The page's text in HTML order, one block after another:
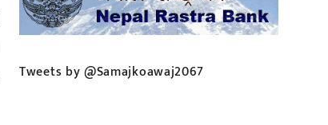
Tweets by @Samajkoawaj2067